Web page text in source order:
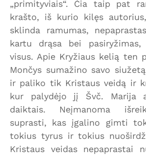
„primityviais“. Čia taip pat
krašto, iš kurio kilęs
sklinda ramumas,
kartu drąsa bei
visus. Apie Kryžiaus kelią ten
Mončys sumažino savo
ir paliko tik Kristaus veidą ir
kur palydėjo jį Švč. Marija
daiktais. Neįmanoma
suprasti, kas įgalino gimti
tokius tyrus ir tokius
Kristaus veidas nepaprastai